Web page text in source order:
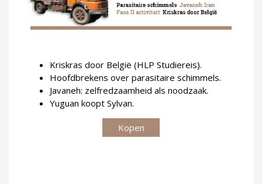
Kriskras door België (HLP Studiereis).
Hoofdbrekens over parasitaire schimmels.
Javaneh: zelfredzaamheid als noodzaak.
Yuguan koopt Sylvan.
Kopen